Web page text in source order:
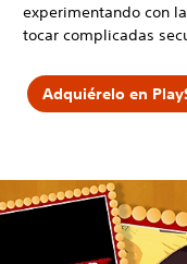
experimentando con
tocar complicadas
Adquiérelo en